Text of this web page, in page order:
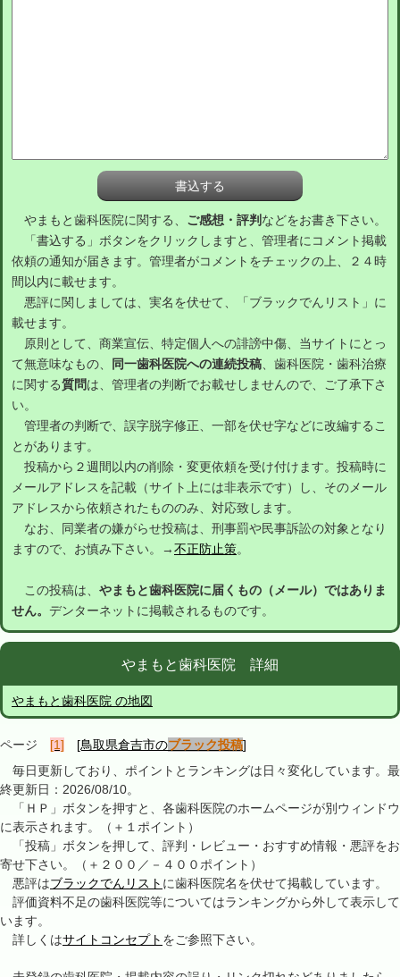
やまもと歯科医院に関する、 ご感想・評判 などをお書き下さい。
「書込する」ボタンをクリックしますと、管理者にコメント掲載
依頼の通知が届きます。管理者がコメントをチェックの上、２４時
間以内に載せます。
悪評に関しましては、実名を伏せて、「ブラックでんリスト」に
載せます。
原則として、商業宣伝、特定個人への誹謗中傷、当サイトにとっ
て無意味なもの、
同一歯科医院への連続投稿、歯科医院・歯科治療
に関する質問は、管理者の判断でお載せしませんので、ご了承下さ
い。
管理者の判断で、誤字脱字修正、一部を伏せ字などに改編するこ
とがあります。
投稿から２週間以内の削除・変更依頼を受け付けます。投稿時に
メールアドレスを記載（サイト上には非表示です）し、そのメール
アドレスから依頼されたもののみ、対応致します。
なお、同業者の嫌がらせ投稿は、刑事罰や民事訴訟の対象となり
ますので、お慎み下さい。→不正防止策。
この投稿は、 やまもと歯科医院に届くもの（メール）ではありま
せん。 デンターネットに掲載されるものです。
やまもと歯科医院 詳細
やまもと歯科医院 の地図
ページ [1] [鳥取県倉吉市のブラック投稿]
毎日更新しており、ポイントとランキングは日々変化しています。最
終更新日：2026/08/10。
「ＨＰ」ボタンを押すと、各歯科医院のホームページが別ウィンドウ
に表示されます。（＋１ポイント）
「投稿」ボタンを押して、評判・レビュー・おすすめ情報・悪評をお
寄せ下さい。（＋２００／－４００ポイント）
悪評はブラックでんリスト に歯科医院名を伏せて掲載しています。
評価資料不足の歯科医院等についてはランキングから外して表示して
います。
詳しくはサイトコンセプト をご参照下さい。